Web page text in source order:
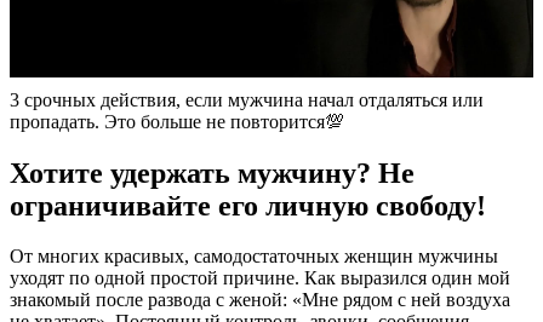
3 срочных действия, если мужчина начал отдаляться или
пропадать. Это больше не повторится💯
Хотите удержать мужчину? Не
ограничивайте его личную свободу!
От многих красивых, самодостаточных женщин мужчины
уходят по одной простой причине. Как выразился один мой
знакомый после развода с женой: «Мне рядом с ней воздуха